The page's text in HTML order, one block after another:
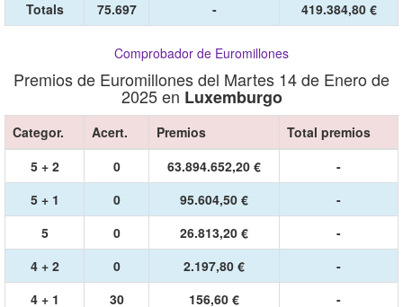
Totals
75.697 - 419.384,80 €
Comprobador de Euromillones
Premios de Euromillones del Martes 14 de Enero de
2025 en Luxemburgo
Categor. Acert. Premios
Total premios
5 + 2
0 63.894.652,20 €
-
5 + 1
0 95.604,50 €
-
5
0 26.813,20 €
-
4 + 2
0 2.197,80 €
-
4 + 1
30 156,60 €
-